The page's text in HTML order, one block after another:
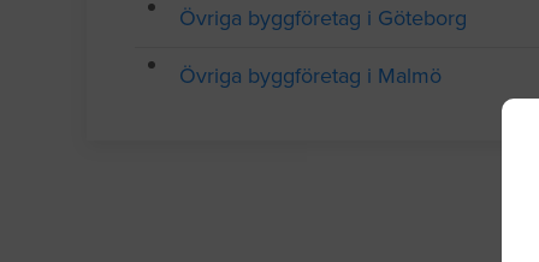
Övriga byggföretag i Göteborg
Övriga byggföretag i Malmö